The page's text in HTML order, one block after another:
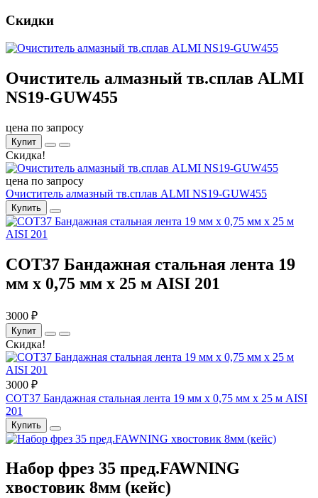
Скидки
Очиститель алмазный тв.сплав ALMI
NS19-GUW455
цена по запросу
Купит
Скидка!
цена по запросу
Очиститель алмазный тв.сплав ALMI NS19-GUW455
Купить
COT37 Бандажная стальная лента 19
мм x 0,75 мм x 25 м AISI 201
3000 ₽
Купит
Скидка!
3000 ₽
COT37 Бандажная стальная лента 19 мм x 0,75 мм x 25 м AISI
201
Купить
Набор фрез 35 пред.FAWNING
хвостовик 8мм (кейс)